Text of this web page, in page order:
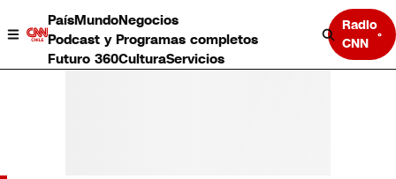
PaísMundoNegocios
Podcast y Programas completos
Futuro 360CulturaServicios
Radio
CNN